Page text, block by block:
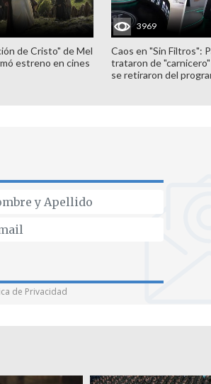
de Cristo" de Mel
estreno en cines
3969
Caos en "Sin Filtros":
trataron de
se retiraron del
de Privacidad